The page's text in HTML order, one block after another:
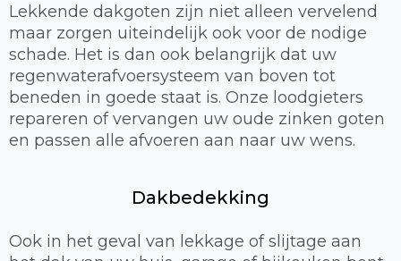
Lekkende dakgoten zijn niet alleen vervelend
maar zorgen uiteindelijk ook voor de nodige
schade. Het is dan ook belangrijk dat uw
regenwaterafvoersysteem van boven tot
beneden in goede staat is. Onze loodgieters
repareren of vervangen uw oude zinken goten
en passen alle afvoeren aan naar uw wens.
Dakbedekking
Ook in het geval van lekkage of slijtage aan